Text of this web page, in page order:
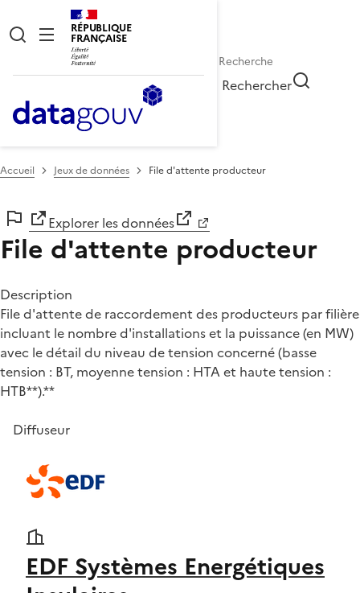
RÉPUBLIQUE
FRANÇAISE
Rechercher
Accueil Jeux de données File d'attente producteur
Explorer les données
File d'attente producteur
Description
File d'attente de raccordement des producteurs par filière
incluant le nombre d'installations et la puissance (en MW)
avec le détail du niveau de tension concerné (basse
tension : BT, moyenne tension : HTA et haute tension :
HTB**).**
Diffuseur
EDF Systèmes Energétiques